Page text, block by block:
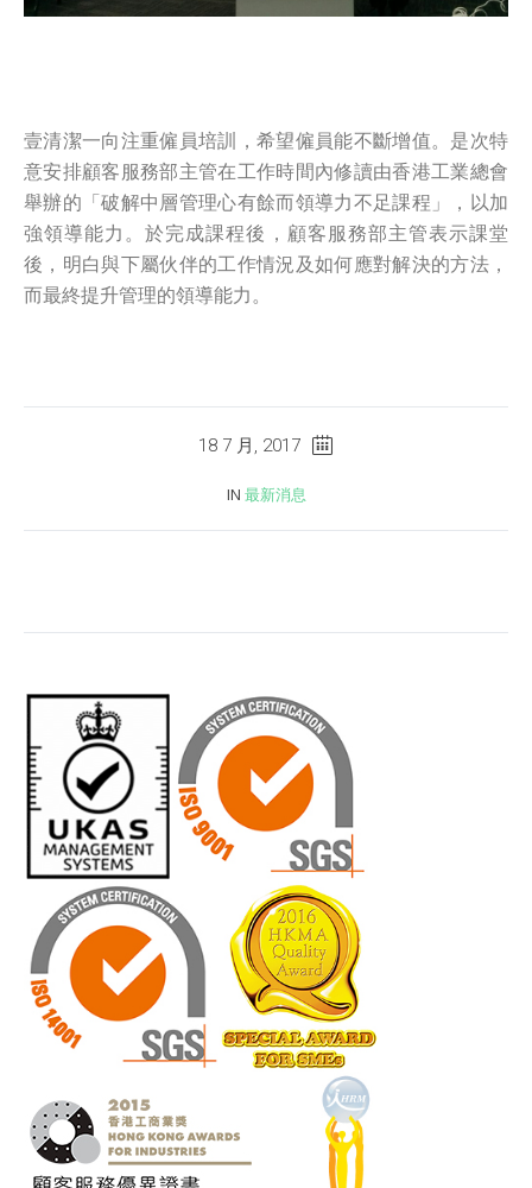
壹清潔一向注重僱員培訓，希望僱員能不斷增值。是次特
意安排顧客服務部主管在工作時間內修讀由香港工業總會
舉辦的「破解中層管理心有餘而領導力不足課程」，以加
強領導能力。於完成課程後，顧客服務部主管表示課堂
後，明白與下屬伙伴的工作情況及如何應對解決的方法，
而最終提升管理的領導能力。
18 7 月, 2017
IN 最新消息